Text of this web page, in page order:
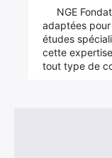
NGE
adaptées
études
cette
tout type de